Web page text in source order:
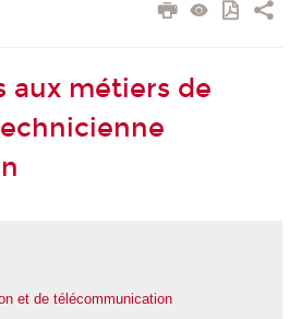
aux métiers de
et de télécommunication